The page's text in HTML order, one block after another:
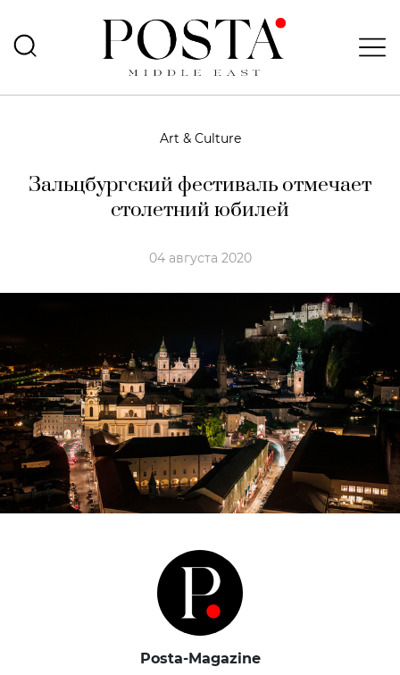
Art & Culture
Зальцбургский фестиваль отмечает
столетний юбилей
04 августа 2020
Posta-Magazine